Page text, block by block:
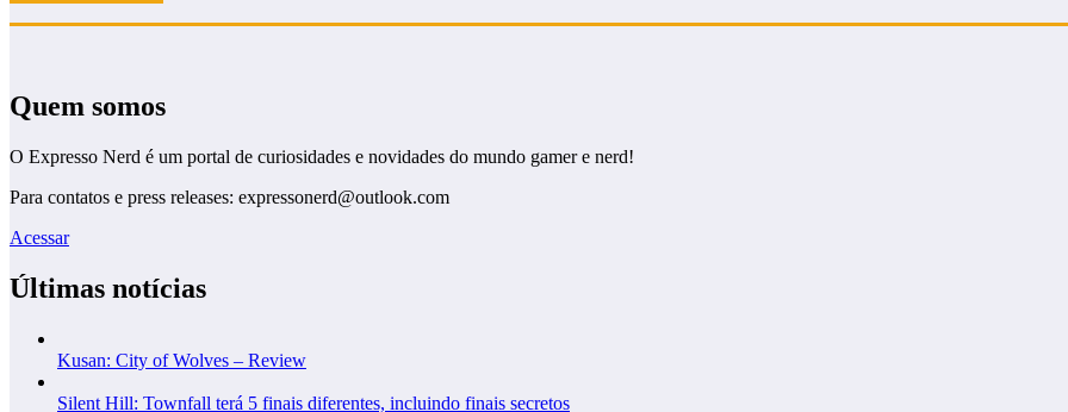
Quem somos
O Expresso Nerd é um portal de curiosidades e novidades do mundo gamer e nerd!
Para contatos e press releases: expressonerd@outlook.com
Acessar
Últimas notícias
Kusan: City of Wolves – Review
Silent Hill: Townfall terá 5 finais diferentes, incluindo finais secretos